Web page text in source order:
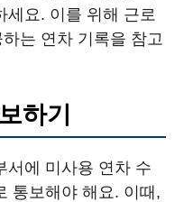
세요. 이를 위해 근로
는 연차 기록을 참고
하기
서에 미사용 연차 수
통보해야 해요. 이때,